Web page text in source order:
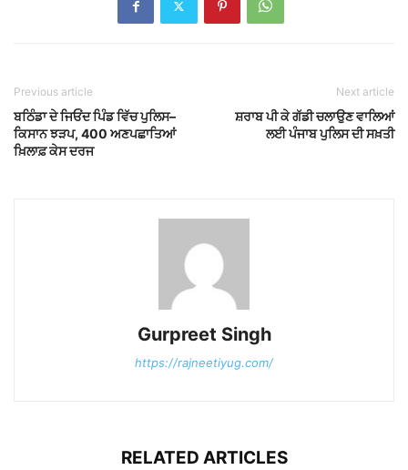
Previous article
ਬਠਿੰਡਾ ਦੇ ਜਿਓਂਦ ਪਿੰਡ ਵਿੱਚ ਪੁਲਿਸ–
ਕਿਸਾਨ ਝੜਪ, 400 ਅਣਪਛਾਤਿਆਂ
ਖ਼ਿਲਾਫ਼ ਕੇਸ ਦਰਜ
Next article
ਸ਼ਰਾਬ ਪੀ ਕੇ ਗੱਡੀ ਚਲਾਉਣ ਵਾਲਿਆਂ
ਲਈ ਪੰਜਾਬ ਪੁਲਿਸ ਦੀ ਸਖ਼ਤੀ
Gurpreet Singh
https://rajneetiyug.com/
RELATED ARTICLES